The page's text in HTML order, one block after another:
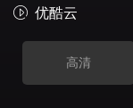
优酷云
高清